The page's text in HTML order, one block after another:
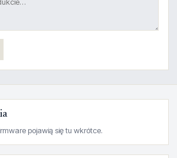
pojawią się tu wkrótce.